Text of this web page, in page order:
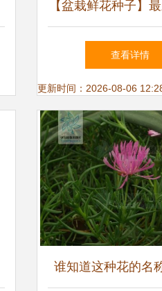
【盆栽鲜花种子】
栽鲜花种子搭配优
查看详情
更新时间：2026-08-06
谁知道这种花的名